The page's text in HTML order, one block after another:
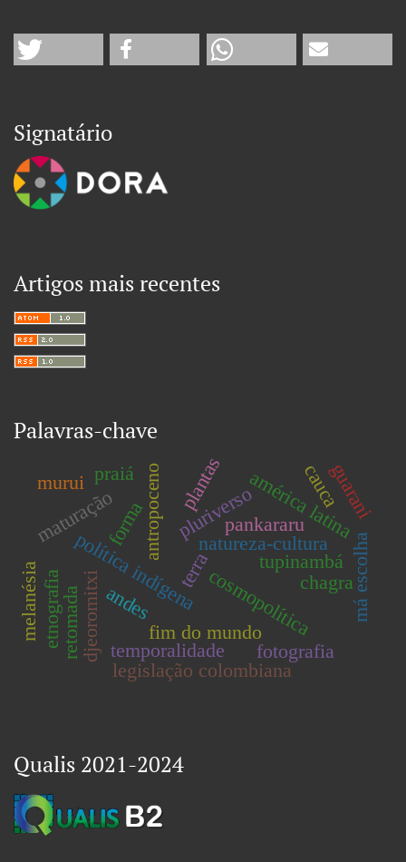
Signatário
Artigos mais recentes
Palavras-chave
natureza-cultura
cosmopolítica
pluriverso
andes
américa latina
política indígena
antropoceno
djeoromitxi fim do mundo
má escolha
maturação
temporalidade
plantas
legislação colombiana
cauca
terra
retomada
tupinambá
pankararu
etnografia
fotografia
praiá guarani
forma
melanésia chagra
murui
Qualis 2021-2024